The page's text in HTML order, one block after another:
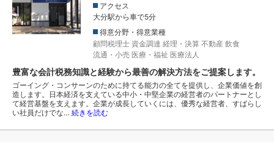
アクセス
大分駅から車で5分
得意分野・得意業種
顧問税理士 資金調達 経理・決算 不動産 飲食
流通・小売 医療・福祉 医療法人
豊富な会計税務知識と経験から最善の解決方法をご提案します。
ゴーイング・コンサーンのために持てる能力の全てを提供し、企業価値を創
造します。日本経済を支えている中小・中堅企業の経営者のパートナーとし
て経営基盤を支えます。企業が成長していくには、優秀な経営者、すばらし
い社員だけでな… 続きを読む